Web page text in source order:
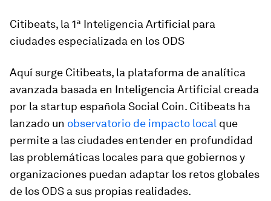
Citibeats, la 1ª Inteligencia Artificial para
ciudades especializada en los ODS
Aquí surge Citibeats, la plataforma de analítica
avanzada basada en Inteligencia Artificial creada
por la startup española Social Coin. Citibeats ha
lanzado un observatorio de impacto local que
permite a las ciudades entender en profundidad
las problemáticas locales para que gobiernos y
organizaciones puedan adaptar los retos globales
de los ODS a sus propias realidades.